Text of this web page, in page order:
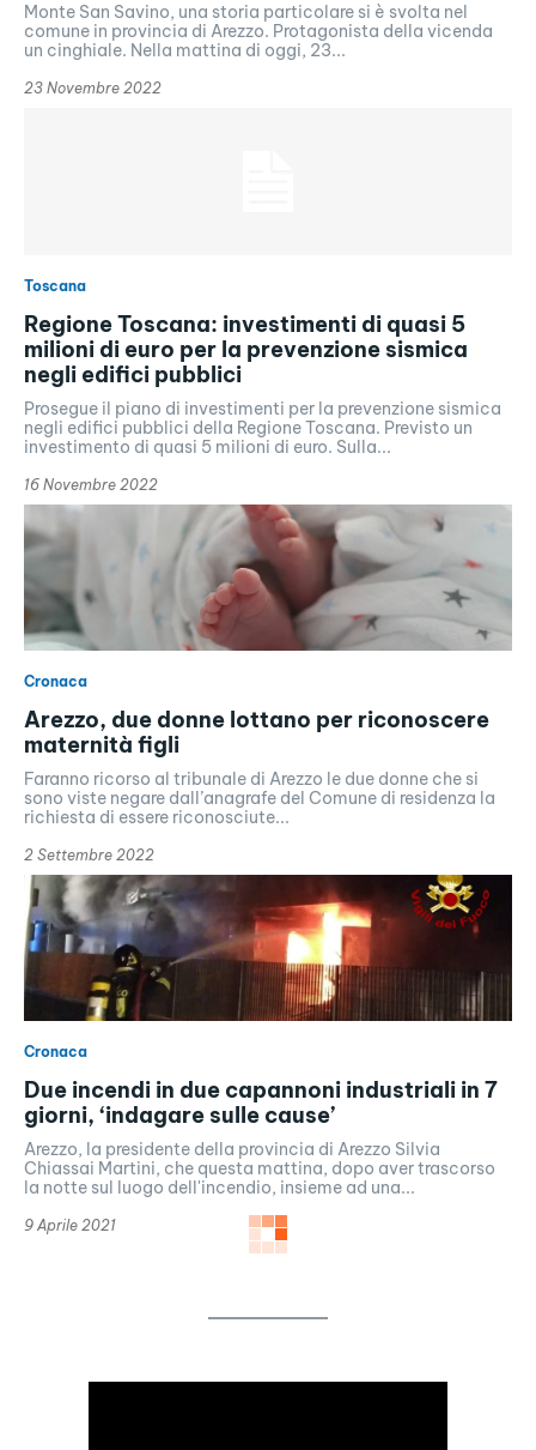
Monte San Savino, una storia particolare si è svolta nel
comune in provincia di Arezzo. Protagonista della vicenda
un cinghiale. Nella mattina di oggi, 23...
23 Novembre 2022
Toscana
Regione Toscana: investimenti di quasi 5
milioni di euro per la prevenzione sismica
negli edifici pubblici
Prosegue il piano di investimenti per la prevenzione sismica
negli edifici pubblici della Regione Toscana. Previsto un
investimento di quasi 5 milioni di euro. Sulla...
16 Novembre 2022
Cronaca
Arezzo, due donne lottano per riconoscere
maternità figli
Faranno ricorso al tribunale di Arezzo le due donne che si
sono viste negare dall’anagrafe del Comune di residenza la
richiesta di essere riconosciute...
2 Settembre 2022
Cronaca
Due incendi in due capannoni industriali in 7
giorni, ‘indagare sulle cause’
Arezzo, la presidente della provincia di Arezzo Silvia
Chiassai Martini, che questa mattina, dopo aver trascorso
la notte sul luogo dell'incendio, insieme ad una...
9 Aprile 2021